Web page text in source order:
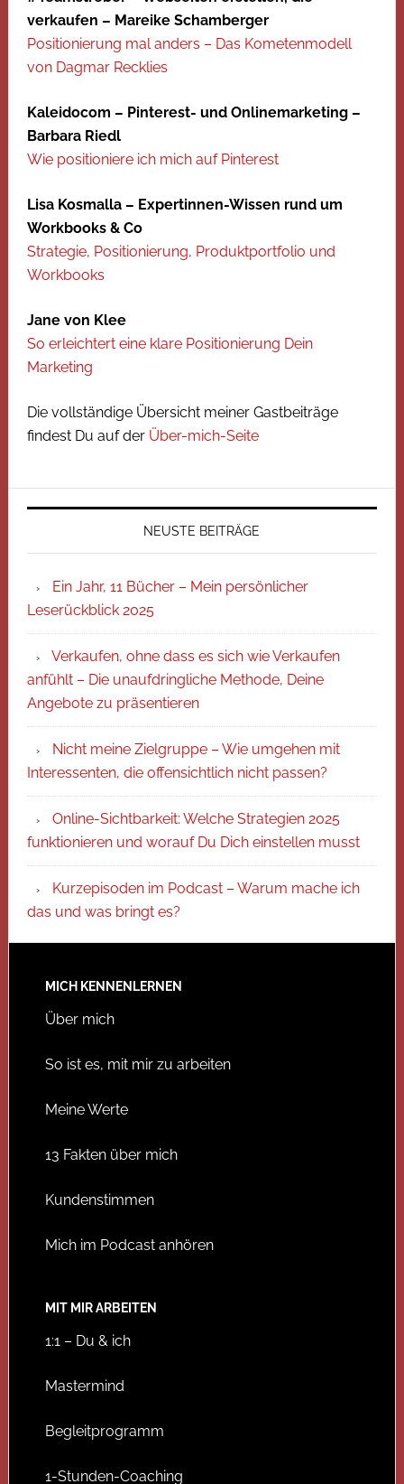
verkaufen – Mareike Schamberger
Positionierung mal anders – Das Kometenmodell
von Dagmar Recklies
Kaleidocom – Pinterest- und Onlinemarketing –
Barbara Riedl
Wie positioniere ich mich auf Pinterest
Lisa Kosmalla – Expertinnen-Wissen rund um
Workbooks & Co
Strategie, Positionierung, Produktportfolio und
Workbooks
Jane von Klee
So erleichtert eine klare Positionierung Dein
Marketing
Die vollständige Übersicht meiner Gastbeiträge
findest Du auf der Über-mich-Seite
NEUSTE BEITRÄGE
Ein Jahr, 11 Bücher – Mein persönlicher
Leserückblick 2025
Verkaufen, ohne dass es sich wie Verkaufen
anfühlt – Die unaufdringliche Methode, Deine
Angebote zu präsentieren
Nicht meine Zielgruppe – Wie umgehen mit
Interessenten, die offensichtlich nicht passen?
Online-Sichtbarkeit: Welche Strategien 2025
funktionieren und worauf Du Dich einstellen musst
Kurzepisoden im Podcast – Warum mache ich
das und was bringt es?
MICH KENNENLERNEN
Über mich
So ist es, mit mir zu arbeiten
Meine Werte
13 Fakten über mich
Kundenstimmen
Mich im Podcast anhören
MIT MIR ARBEITEN
1:1 – Du & ich
Mastermind
Begleitprogramm
1-Stunden-Coaching